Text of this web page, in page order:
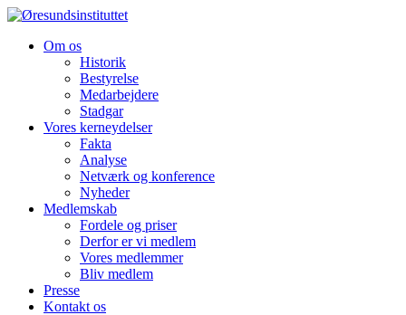
Om os
Historik
Bestyrelse
Medarbejdere
Stadgar
Vores kerneydelser
Fakta
Analyse
Netværk og konference
Nyheder
Medlemskab
Fordele og priser
Derfor er vi medlem
Vores medlemmer
Bliv medlem
Presse
Kontakt os